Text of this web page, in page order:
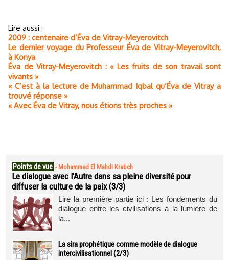
Lire aussi :
2009 : centenaire d’Éva de Vitray-Meyerovitch
Le dernier voyage du Professeur Éva de Vitray-Meyerovitch,
à Konya
Éva de Vitray-Meyerovitch : « Les fruits de son travail sont
vivants »
« C’est à la lecture de Muhammad Iqbal qu’Éva de Vitray a
trouvé réponse »
« Avec Éva de Vitray, nous étions très proches »
Points de vue - Mohammed El Mahdi Krabch
Le dialogue avec l’Autre dans sa pleine diversité pour
diffuser la culture de la paix (3/3)
Lire la première partie ici : Les fondements du
dialogue entre les civilisations à la lumière de
la...
La sira prophétique comme modèle de dialogue
intercivilisationnel (2/3)